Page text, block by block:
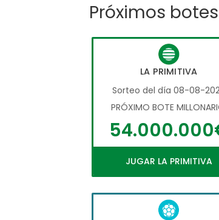
Próximos
LA PRIMITIVA
Sorteo del día 08-08-
PRÓXIMO BOTE
JUGAR LA PRIMITIVA